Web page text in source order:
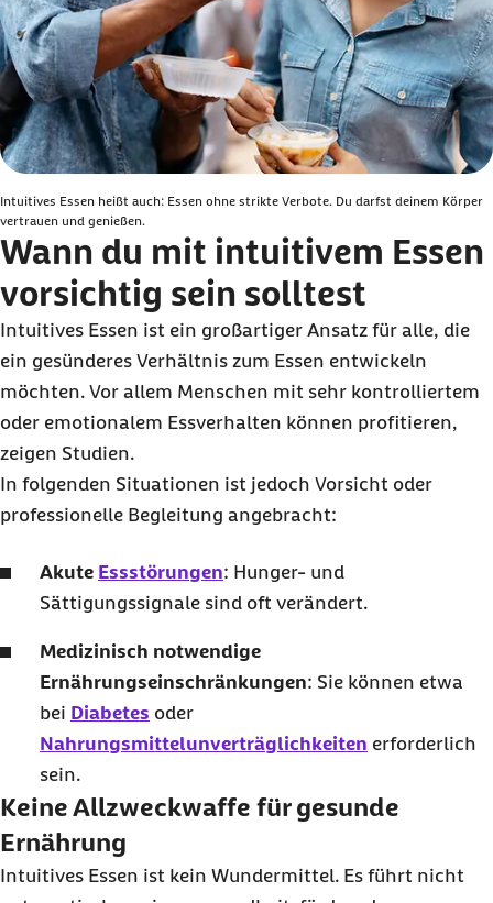
Intuitives Essen heißt auch: Essen ohne strikte Verbote. Du darfst deinem Körper
vertrauen und genießen.
Wann du mit intuitivem Essen
vorsichtig sein solltest
Intuitives Essen ist ein großartiger Ansatz für alle, die
ein gesünderes Verhältnis zum Essen entwickeln
möchten. Vor allem Menschen mit sehr kontrolliertem
oder emotionalem Essverhalten können profitieren,
zeigen Studien.
In folgenden Situationen ist jedoch Vorsicht oder
professionelle Begleitung angebracht:
Akute Essstörungen: Hunger- und
Sättigungssignale sind oft verändert.
Medizinisch notwendige
Ernährungseinschränkungen: Sie können etwa
bei Diabetes oder
Nahrungsmittelunverträglichkeiten erforderlich
sein.
Keine Allzweckwaffe für gesunde
Ernährung
Intuitives Essen ist kein Wundermittel. Es führt nicht